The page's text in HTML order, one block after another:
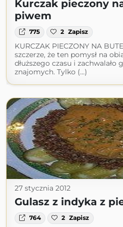
Kurczak pieczony
piwem
775 2 Zapisz
KURCZAK PIECZONY NA
szczerze, że ten pomysł na
dłuższego czasu i
znajomych. Tylko (...)
27 stycznia 2012
Gulasz z indyka z
764 2 Zapisz